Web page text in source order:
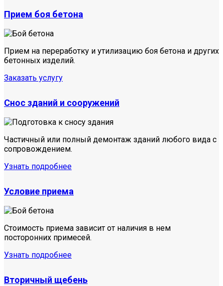
Прием боя бетона
Прием на переработку и утилизацию боя бетона и других
бетонных изделий.
Заказать услугу
Снос зданий и сооружений
Частичный или полный демонтаж зданий любого вида с
сопровождением.
Узнать подробнее
Условие приема
Стоимость приема зависит от наличия в нем
посторонних примесей.
Узнать подробнее
Вторичный щебень